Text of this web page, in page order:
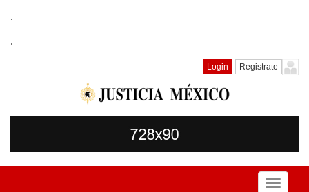
.
.
Login Registrate
Toggle